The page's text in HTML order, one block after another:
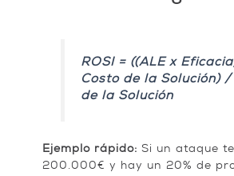
ROSI = ((ALE x
Costo de la Solución) /
de la Solución
Ejemplo rápido: Si un ataque
200.000€ y hay un 20% de